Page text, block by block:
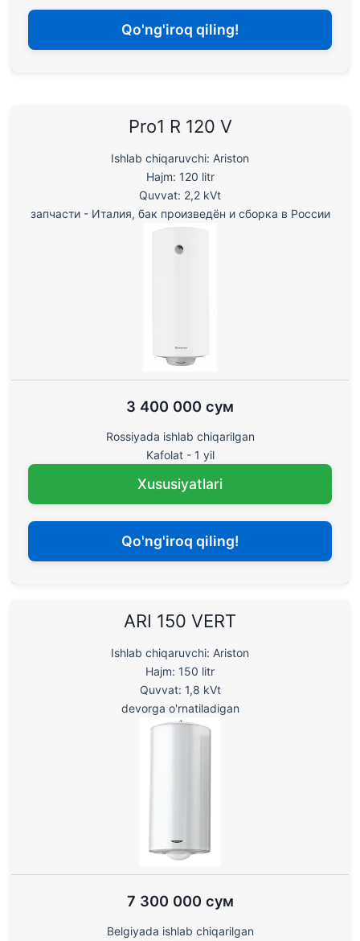
Qo'ng'iroq qiling!
Pro1 R 120 V
Ishlab chiqaruvchi: Ariston
Hajm: 120 litr
Quvvat: 2,2 kVt
запчасти - Италия, бак произведён и сборка в России
3 400 000 сум
Rossiyada ishlab chiqarilgan
Kafolat - 1 yil
Xususiyatlari
Qo'ng'iroq qiling!
ARI 150 VERT
Ishlab chiqaruvchi: Ariston
Hajm: 150 litr
Quvvat: 1,8 kVt
devorga o'rnatiladigan
7 300 000 сум
Belgiyada ishlab chiqarilgan